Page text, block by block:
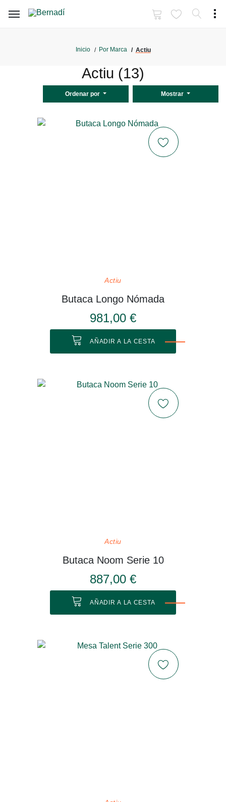
Inicio Por Marca Actiu
Actiu (13)
Ordenar por Mostrar
Actiu
Butaca Longo Nómada
981,00 €
AÑADIR A LA CESTA
Actiu
Butaca Noom Serie 10
887,00 €
AÑADIR A LA CESTA